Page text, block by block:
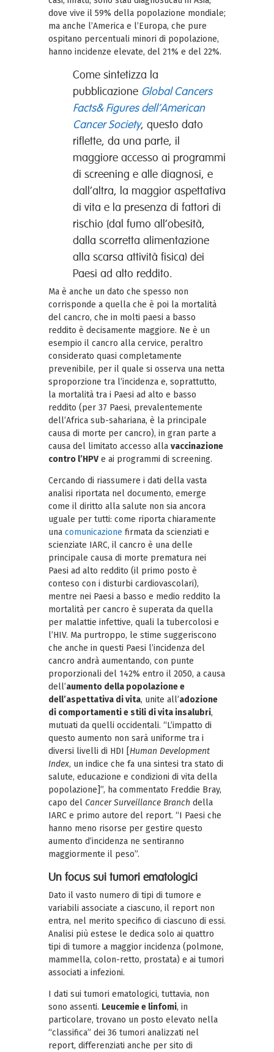
dove vive il 59% della popolazione mondiale;
ma anche l’America e l’Europa, che pure
ospitano percentuali minori di popolazione,
hanno incidenze elevate, del 21% e del 22%.
Come sintetizza la
pubblicazione Global Cancers
Facts& Figures dell’American
Cancer Society, questo dato
riflette, da una parte, il
maggiore accesso ai programmi
di screening e alle diagnosi, e
dall’altra, la maggior aspettativa
di vita e la presenza di fattori di
rischio (dal fumo all’obesità,
dalla scorretta alimentazione
alla scarsa attività fisica) dei
Paesi ad alto reddito.
Ma è anche un dato che spesso non
corrisponde a quella che è poi la mortalità
del cancro, che in molti paesi a basso
reddito è decisamente maggiore. Ne è un
esempio il cancro alla cervice, peraltro
considerato quasi completamente
prevenibile, per il quale si osserva una netta
sproporzione tra l’incidenza e, soprattutto,
la mortalità tra i Paesi ad alto e basso
reddito (per 37 Paesi, prevalentemente
dell’Africa sub-sahariana, è la principale
causa di morte per cancro), in gran parte a
causa del limitato accesso alla vaccinazione
contro l’HPV e ai programmi di screening.
Cercando di riassumere i dati della vasta
analisi riportata nel documento, emerge
come il diritto alla salute non sia ancora
uguale per tutti: come riporta chiaramente
una comunicazione firmata da scienziati e
scienziate IARC, il cancro è una delle
principale causa di morte prematura nei
Paesi ad alto reddito (il primo posto è
conteso con i disturbi cardiovascolari),
mentre nei Paesi a basso e medio reddito la
mortalità per cancro è superata da quella
per malattie infettive, quali la tubercolosi e
l’HIV. Ma purtroppo, le stime suggeriscono
che anche in questi Paesi l’incidenza del
cancro andrà aumentando, con punte
proporzionali del 142% entro il 2050, a causa
dell’aumento della popolazione e
dell’aspettativa di vita, unite all’adozione
di comportamenti e stili di vita insalubri,
mutuati da quelli occidentali. “L’impatto di
questo aumento non sarà uniforme tra i
diversi livelli di HDI [ Human Development
Index, un indice che fa una sintesi tra stato di
salute, educazione e condizioni di vita della
popolazione]”, ha commentato Freddie Bray,
capo del Cancer Surveillance Branch della
IARC e primo autore del report. “I Paesi che
hanno meno risorse per gestire questo
aumento d’incidenza ne sentiranno
maggiormente il peso”.
Un focus sui tumori ematologici
Dato il vasto numero di tipi di tumore e
variabili associate a ciascuno, il report non
entra, nel merito specifico di ciascuno di essi.
Analisi più estese le dedica solo ai quattro
tipi di tumore a maggior incidenza (polmone,
mammella, colon-retto, prostata) e ai tumori
associati a infezioni.
I dati sui tumori ematologici, tuttavia, non
sono assenti. Leucemie e linfomi, in
particolare, trovano un posto elevato nella
“classifica” dei 36 tumori analizzati nel
report, differenziati anche per sito di